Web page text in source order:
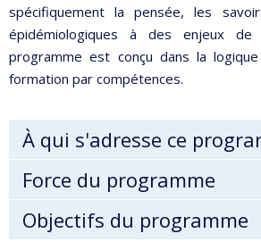
spécifiquement la pensée, les
épidémiologiques à des enjeux de
programme est conçu dans la
formation par compétences.
À qui s'adresse ce
Force du programme
Objectifs du programme